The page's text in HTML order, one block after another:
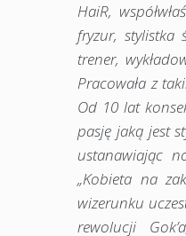
HaiR,
fryzur, stylistka
trener,
Pracowała z
Od 10 lat
pasję jaką jest
ustanawiając
„Kobieta na
wizerunku
rewolucji